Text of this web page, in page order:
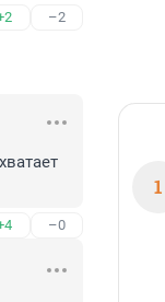
–2
–0
1